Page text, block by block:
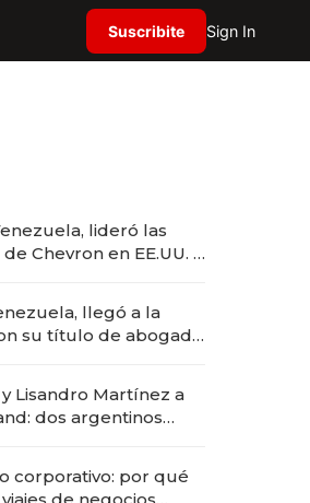
Suscribite Sign In
lideró las
Chevron en EE.UU. y
llegó a la
su título de abogado
premium"
Lisandro Martínez a
dos argentinos
corporativo: por qué